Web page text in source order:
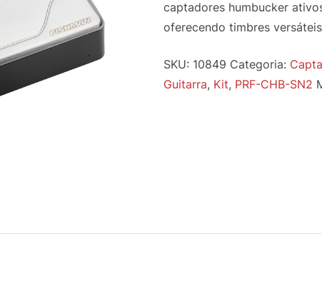
captadores humbucker
oferecendo timbres
SKU: 10849 Categoria:
Guitarra, Kit, PRF-CHB-SN2